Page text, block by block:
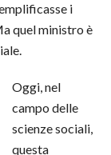
i
quel ministro è
Oggi, nel
campo delle
scienze sociali,
questa